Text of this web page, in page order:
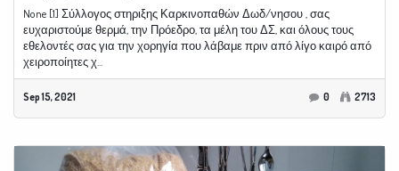
None [1] Σύλλογος στηριξης Καρκινοπαθών Δωδ/νησου , σας
ευχαριστούμε θερμά, την Πρόεδρο, τα μέλη του ΔΣ, και όλους τους
εθελοντές σας για την χορηγία που λάβαμε πριν από λίγο καιρό από
χειροποίητες χ...
Sep 15, 2021 0 2713